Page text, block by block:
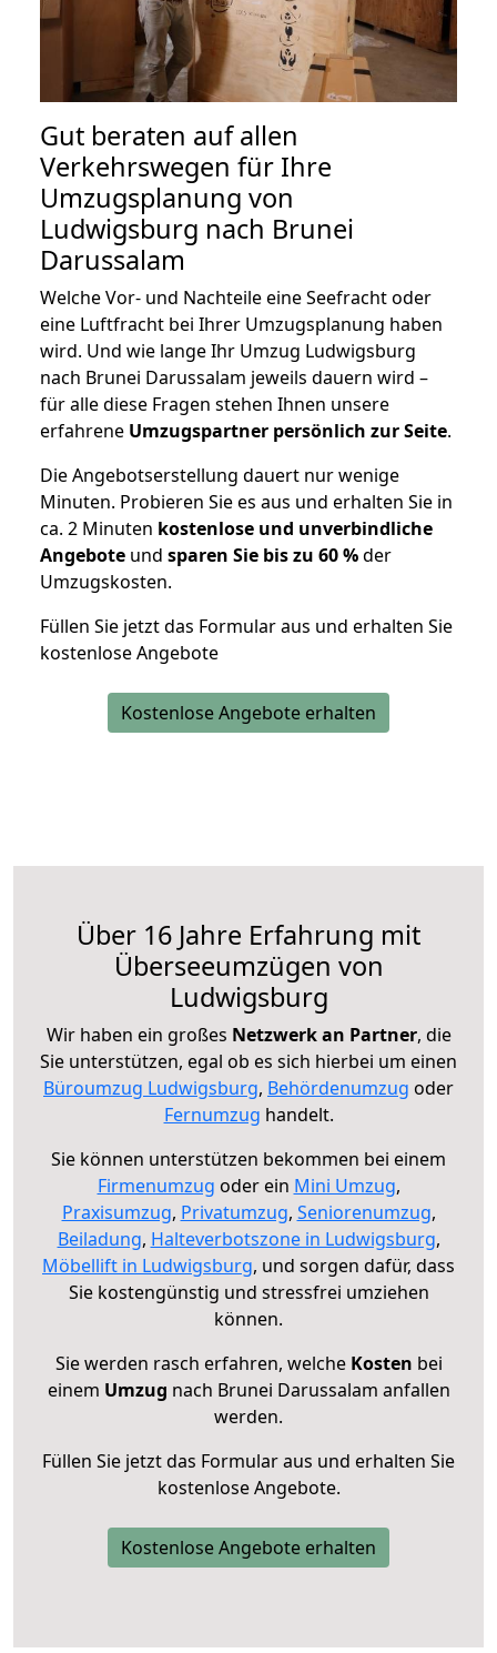
Gut beraten auf allen
Verkehrswegen für Ihre
Umzugsplanung von
Ludwigsburg nach Brunei
Darussalam
Welche Vor- und Nachteile eine Seefracht oder
eine Luftfracht bei Ihrer Umzugsplanung haben
wird. Und wie lange Ihr Umzug Ludwigsburg
nach Brunei Darussalam jeweils dauern wird –
für alle diese Fragen stehen Ihnen unsere
erfahrene Umzugspartner persönlich zur Seite.
Die Angebotserstellung dauert nur wenige
Minuten. Probieren Sie es aus und erhalten Sie in
ca. 2 Minuten kostenlose und unverbindliche
Angebote und sparen Sie bis zu 60 %der
Umzugskosten.
Füllen Sie jetzt das Formular aus und erhalten Sie
kostenlose Angebote
Kostenlose Angebote erhalten
Über 16 Jahre Erfahrung mit
Überseeumzügen von
Ludwigsburg
Wir haben ein großes Netzwerk an Partner, die
Sie unterstützen, egal ob es sich hierbei um einen
Büroumzug Ludwigsburg, Behördenumzug oder
Fernumzug handelt.
Sie können unterstützen bekommen bei einem
Firmenumzug oder ein Mini Umzug,
Praxisumzug, Privatumzug, Seniorenumzug,
Beiladung, Halteverbotszone in Ludwigsburg,
Möbellift in Ludwigsburg, und sorgen dafür, dass
Sie kostengünstig und stressfrei umziehen
können.
Sie werden rasch erfahren, welche Kosten bei
einem Umzug nach Brunei Darussalam anfallen
werden.
Füllen Sie jetzt das Formular aus und erhalten Sie
kostenlose Angebote.
Kostenlose Angebote erhalten